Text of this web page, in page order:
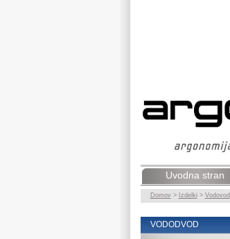
Uvodna stran
Domov> Izdelki> Vodovod
VODODVOD